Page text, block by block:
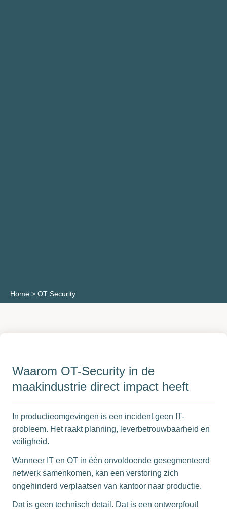
Home > OT Security
Waarom OT-Security in de
maakindustrie direct impact heeft
In productieomgevingen is een incident geen IT-
probleem. Het raakt planning, leverbetrouwbaarheid en
veiligheid.
Wanneer IT en OT in één onvoldoende gesegmenteerd
netwerk samenkomen, kan een verstoring zich
ongehinderd verplaatsen van kantoor naar productie.
Dat is geen technisch detail. Dat is een ontwerpfout!